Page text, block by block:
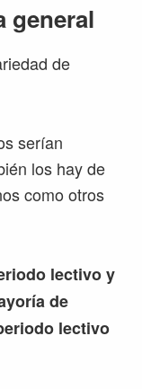
general
de
serían
los hay de
como otros
lectivo y
de
lectivo